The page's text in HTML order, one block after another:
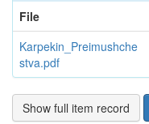
File
Karpekin_Preimushche
stva.pdf
Show full item record